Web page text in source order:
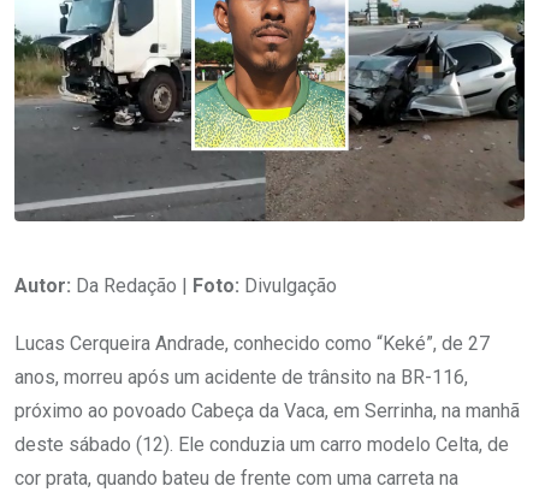
Autor: Da Redação | Foto: Divulgação
Lucas Cerqueira Andrade, conhecido como “Keké”, de 27
anos, morreu após um acidente de trânsito na BR-116,
próximo ao povoado Cabeça da Vaca, em Serrinha, na manhã
deste sábado (12). Ele conduzia um carro modelo Celta, de
cor prata, quando bateu de frente com uma carreta na